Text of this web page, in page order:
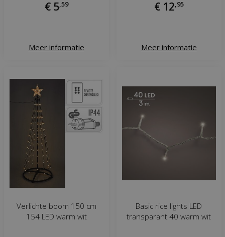
€ 5 59
Meer informatie
€ 12 95
Meer informatie
Verlichte boom 150 cm
154 LED warm wit
Basic rice lights LED
transparant 40 warm wit